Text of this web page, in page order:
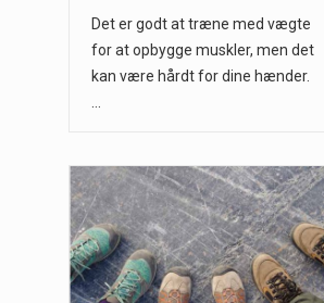
Det er godt at træne med vægte
for at opbygge muskler, men det
kan være hårdt for dine hænder.
…